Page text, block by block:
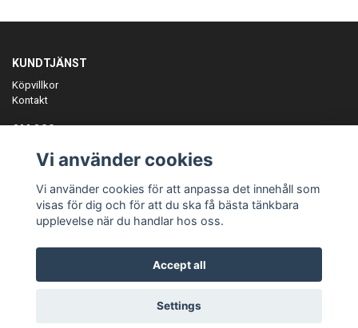
KUNDTJÄNST
Köpvillkor
Kontakt
OM OSS
ANMÄL DIG TILL VÅRT NYHETSBREV
Prenumerera
© Copyright Teamgear
Vi använder cookies
Vi använder cookies för att anpassa det innehåll som
visas för dig och för att du ska få bästa tänkbara
upplevelse när du handlar hos oss.
Accept all
Settings